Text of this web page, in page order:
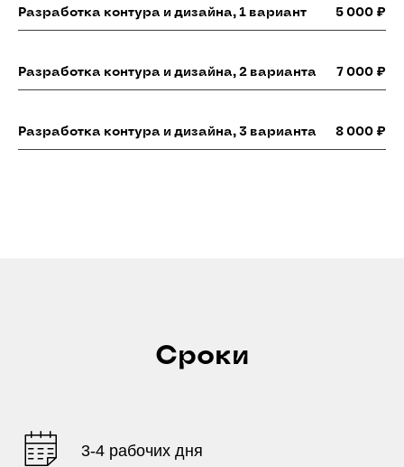
Разработка контура и дизайна, 1 вариант 5 000 ₽
Разработка контура и дизайна, 2 варианта 7 000 ₽
Разработка контура и дизайна, 3 варианта 8 000 ₽
Сроки
3-4 рабочих дня